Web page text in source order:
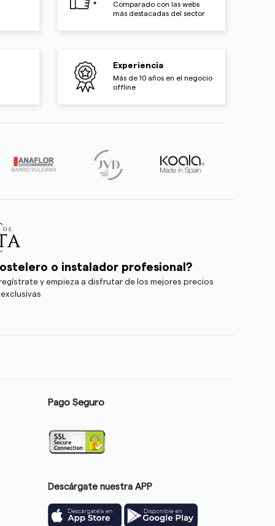
Comparado con las webs
más destacadas del sector
Experiencia
Más de 10 años en el negocio
offline
o instalador profesional?
y empieza a disfrutar de los mejores precios
Pago Seguro
Descárgate nuestra APP